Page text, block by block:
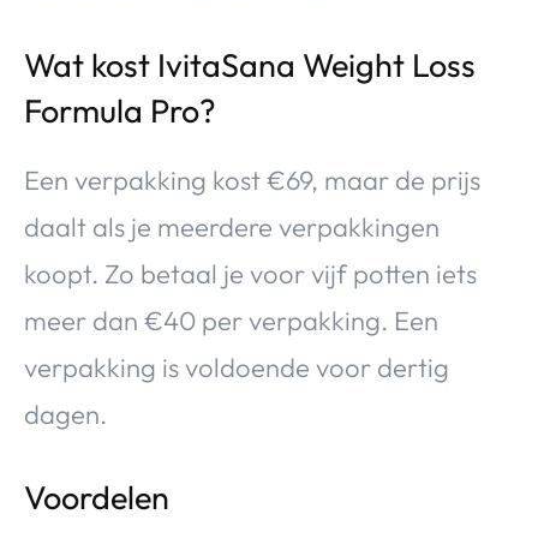
Wat kost IvitaSana Weight Loss
Formula Pro?
Een verpakking kost €69, maar de prijs
daalt als je meerdere verpakkingen
koopt. Zo betaal je voor vijf potten iets
meer dan €40 per verpakking. Een
verpakking is voldoende voor dertig
dagen.
Voordelen